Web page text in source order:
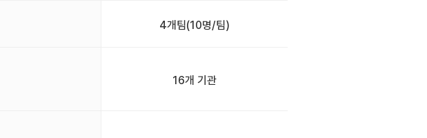
4개팀(10명/팀)
16개 기관